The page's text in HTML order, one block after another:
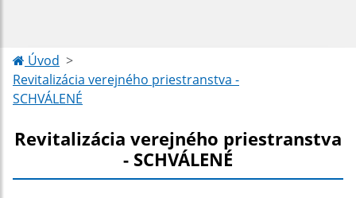
Úvod
Revitalizácia verejného priestranstva -
SCHVÁLENÉ
Revitalizácia verejného priestranstva
- SCHVÁLENÉ